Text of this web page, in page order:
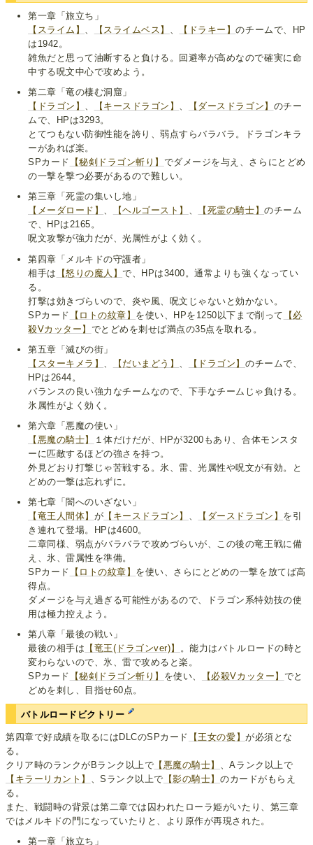
第一章「旅立ち」
【スライム】 、 【スライムベス】 、 【ドラキー】のチームで、HP
は1942。
雑魚だと思って油断すると負ける。回避率が高めなので確実に命
中する呪文中心で攻めよう。
第二章「竜の棲む洞窟」
【ドラゴン】 、 【キースドラゴン】 、 【ダースドラゴン】 のチー
ムで、HPは3293。
とてつもない防御性能を誇り、弱点すらバラバラ。ドラゴンキラ
ーがあれば楽。
SPカード
【秘剣ドラゴン斬り】 でダメージを与え、さらにとどめ
の一撃を撃つ必要があるので難しい。
第三章「死霊の集いし地」
【メーダロード】 、 【ヘルゴースト】 、 【死霊の騎士】のチーム
で、HPは2165。
呪文攻撃が強力だが、光属性がよく効く。
第四章「メルキドの守護者」
相手は
【怒りの魔人】で、HPは3400。通常よりも強くなってい
る。
打撃は効きづらいので、炎や風、呪文じゃないと効かない。
SPカード
【ロトの紋章】 を使い、HPを1250以下まで削って
【必
殺Vカッター】 でとどめを刺せば満点の35点を取れる。
第五章「滅びの街」
【スターキメラ】
【だいまどう】 【ドラゴン】 のチームで、
HPは2644。
バランスの良い強力なチームなので、下手なチームじゃ負ける。
氷属性がよく効く。
第六章「悪魔の使い」
【悪魔の騎士】
１体だけだが、HPが3200もあり、合体モンスタ
ーに匹敵するほどの強さを持つ。
外見どおり打撃じゃ苦戦する。氷、雷、光属性や呪文が有効。と
どめの一撃は忘れずに。
第七章「闇へのいざない」
【竜王人間体】 が 【キースドラゴン】 【ダースドラゴン】 を引
き連れて登場。HPは4600。
二章同様、弱点がバラバラで攻めづらいが、この後の竜王戦に備
え、氷、雷属性を準備。
SPカード
【ロトの紋章】 を使い、さらにとどめの一撃を放てば高
得点。
ダメージを与え過ぎる可能性があるので、ドラゴン系特効技の使
用は極力控えよう。
第八章「最後の戦い」
最後の相手は 【竜王(ドラゴンver)】
。能力はバトルロードの時と
変わらないので、氷、雷で攻めると楽。
SPカード
【秘剣ドラゴン斬り】 を使い、 【必殺Vカッター】 でと
どめを刺し、目指せ60点。
バトルロードビクトリー
第四章で好成績を取るにはDLCのSPカード 【王女の愛】が必須とな
る。
クリア時のランクがBランク以上で 【悪魔の騎士】 、Aランク以上で
【キラーリカント】 、Sランク以上で 【影の騎士】 のカードがもらえ
る。
また、戦闘時の背景は第二章では囚われたローラ姫がいたり、第三章
ではメルキドの門になっていたりと、より原作が再現された。
第一章「旅立ち」